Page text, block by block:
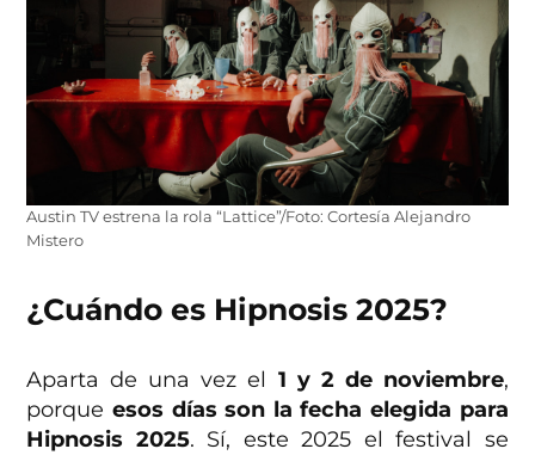
Austin TV estrena la rola “Lattice”/Foto: Cortesía Alejandro
Mistero
¿Cuándo es Hipnosis 2025?
Aparta de una vez el 1 y 2 de noviembre,
porqueesos días son la fecha elegida para
Hipnosis 2025. Sí, este 2025 el festival se